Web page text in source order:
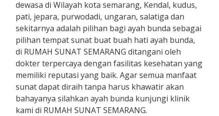
dewasa di Wilayah kota semarang, Kendal, kudus,
pati, jepara, purwodadi, ungaran, salatiga dan
sekitarnya adalah pilihan bagi ayah bunda sebagai
pilihan tempat sunat buat buah hati ayah bunda,
di RUMAH SUNAT SEMARANG ditangani oleh
dokter terpercaya dengan fasilitas kesehatan yang
memiliki reputasi yang baik. Agar semua manfaat
sunat dapat diraih tanpa harus khawatir akan
bahayanya silahkan ayah bunda kunjungi klinik
kami di RUMAH SUNAT SEMARANG.